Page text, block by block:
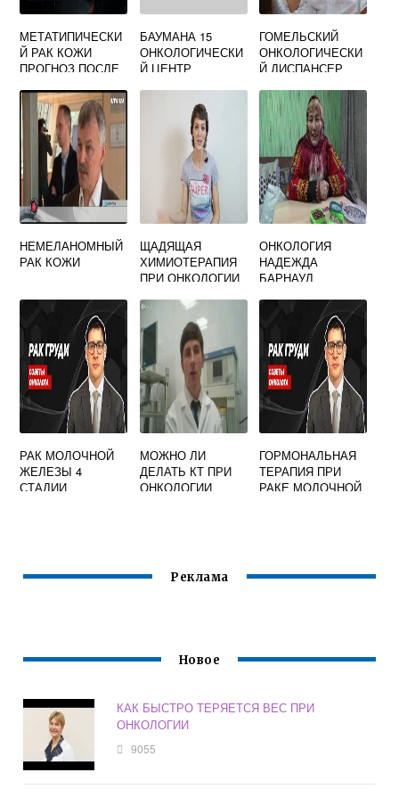
МЕТАТИПИЧЕСКИ
Й РАК КОЖИ
ПРОГНОЗ ПОСЛЕ
БАУМАНА 15
ОНКОЛОГИЧЕСКИ
Й ЦЕНТР
ГОМЕЛЬСКИЙ
ОНКОЛОГИЧЕСКИ
Й ДИСПАНСЕР
НЕМЕЛАНОМНЫЙ
РАК КОЖИ
ЩАДЯЩАЯ
ХИМИОТЕРАПИЯ
ПРИ ОНКОЛОГИИ
ОНКОЛОГИЯ
НАДЕЖДА
БАРНАУЛ
РАК МОЛОЧНОЙ
ЖЕЛЕЗЫ 4
СТАДИИ
МОЖНО ЛИ
ДЕЛАТЬ КТ ПРИ
ОНКОЛОГИИ
ГОРМОНАЛЬНАЯ
ТЕРАПИЯ ПРИ
РАКЕ МОЛОЧНОЙ
Реклама
Новое
КАК БЫСТРО ТЕРЯЕТСЯ ВЕС ПРИ
ОНКОЛОГИИ
9055